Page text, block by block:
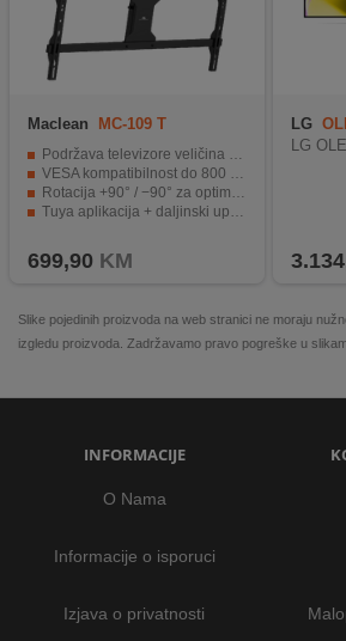
Maclean MC-109 T
Podržava televizore veličina 43" - 86" i težine do 45 kg
VESA kompatibilnost do 800 x 400 mm za široku pokrivenost modela
Rotacija +90° / −90° za optimalan ugao gledanja
Tuya aplikacija + daljinski upravljač za pametno upravljanje
699,90 KM
LG
LG
Slike pojedinih proizvoda na web stranici ne moraju
izgledu proizvoda. Zadržavamo pravo pogreške u
INFORMACIJE
O Nama
Informacije o isporuci
Izjava o privatnosti